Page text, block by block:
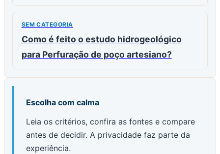
SEM CATEGORIA
Como é feito o estudo hidrogeológico
para Perfuração de poço artesiano?
Escolha com calma
Leia os critérios, confira as fontes e compare
antes de decidir. A privacidade faz parte da
experiência.